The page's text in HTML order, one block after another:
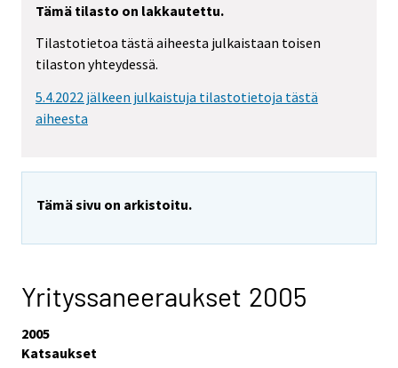
Tämä tilasto on lakkautettu.
Tilastotietoa tästä aiheesta julkaistaan toisen
tilaston yhteydessä.
5.4.2022 jälkeen julkaistuja tilastotietoja tästä
aiheesta
Tämä sivu on arkistoitu.
Yrityssaneeraukset 2005
2005
Katsaukset